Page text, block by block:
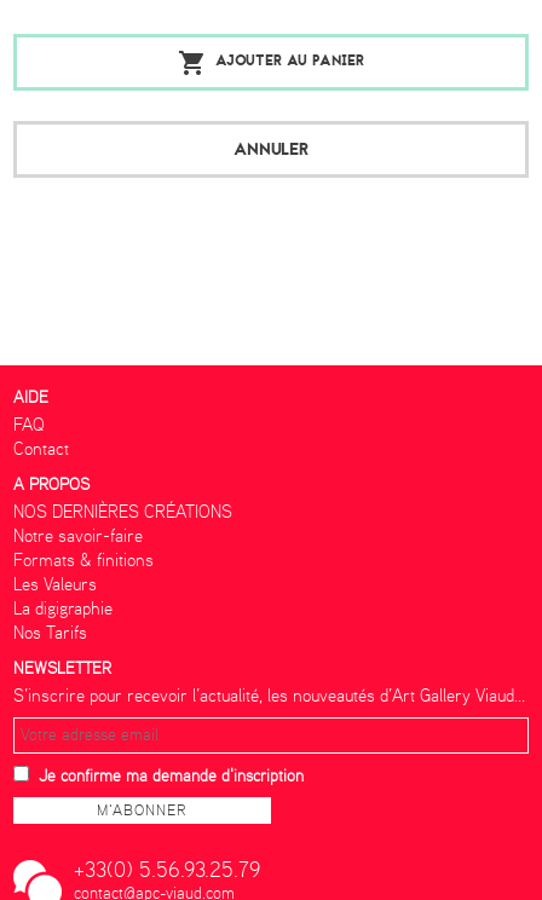
ANNULER
AJOUTER AU PANIER
AIDE
FAQ
Contact
A PROPOS
NOS DERNIÈRES CRÉATIONS
Notre savoir-faire
Formats & finitions
Les Valeurs
La digigraphie
Nos Tarifs
NEWSLETTER
S’inscrire pour recevoir l’actualité, les nouveautés d’Art Gallery Viaud...
Je confirme ma demande d'inscription
+33(0) 5.56.93.25.79
contact@apc-viaud.com